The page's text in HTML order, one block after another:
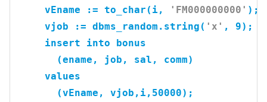
     vEname := to_char(i,
'FM000000000' );
     vjob := dbms_random.string(
'x' , 9);
insert
into bonus
       (ename, job, sal, comm)
values
       (vEname, vjob,i,
50000);